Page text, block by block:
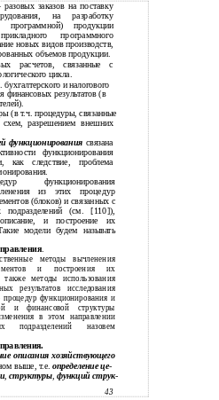
заказов на поставку
на разработку
программной) продукции
программного
новых видов производств,
объемов продукции.
расчетов, связанные с
цикла.
и налогового
финансовых результатов (в
(в т.ч. процедуры, связанные
схем, разрешением внешних
функционированиясвязана
функционирования
как следствие, проблема
функционирования
из этих процедур
(блоков) и связанных с
подразделений (см. [110]),
и построение их
модели будем называть
.
методы вычленения
и построения их
методы использования
результатов исследования
функционирования и
и финансовой структуры
в этом направлении
подразделений назовем
описания хозяйствующего
выше, т.е. определение це-
,структуры,функций струк-
43